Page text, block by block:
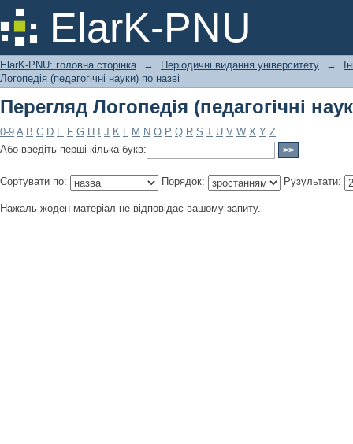
ElarK-PNU
Перегляд Логопедія (педагогічні
ElarK-PNU: головна сторінка → Періодичні видання університету →
Логопедія (педагогічні науки) по назві
Перегляд Логопедія (педагогічні
0-9 A B C D E F G H J K L M N O P Q R S T U V W X Y Z
Або введіть перші кілька букв:
Сортувати по: Порядок: Рузультати:
Нажаль жоден матеріал не відповідає вашому запиту.